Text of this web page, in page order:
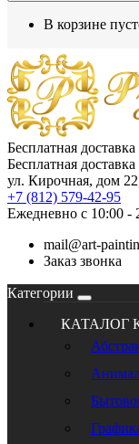
В корзине
Бесплатная
Бесплатная
ул. Кирочная, дом
+7 (812) 579-42-95
Ежедневно с 10:00 -
mail@art-
Заказ звонка
Категории
КАТАЛОГ